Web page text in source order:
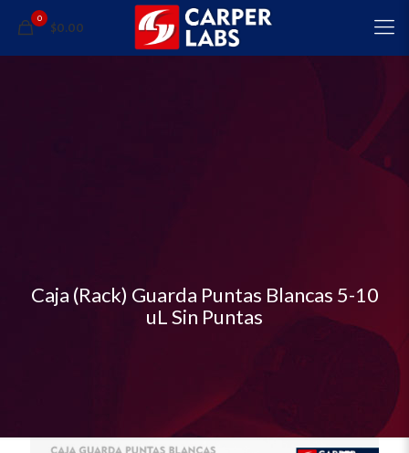
0
$0.00
Caja (Rack) Guarda Puntas Blancas 5-10
uL Sin Puntas